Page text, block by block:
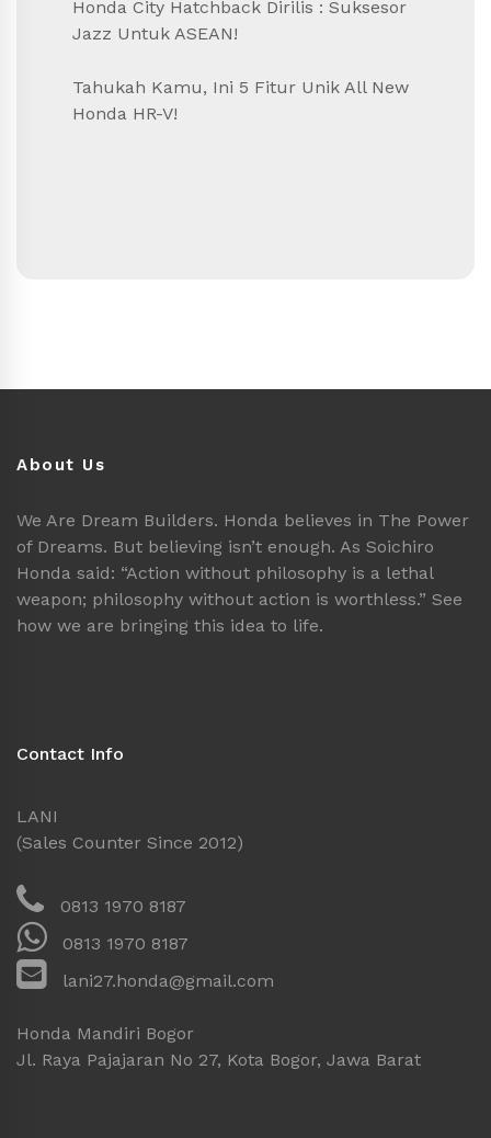
Honda City Hatchback Dirilis : Suksesor
Jazz Untuk ASEAN!
Tahukah Kamu, Ini 5 Fitur Unik All New
Honda HR-V!
About Us
We Are Dream Builders. Honda believes in The Power
of Dreams. But believing isn’t enough. As Soichiro
Honda said: “Action without philosophy is a lethal
weapon; philosophy without action is worthless.” See
how we are bringing this idea to life.
Contact Info
LANI
(Sales Counter Since 2012)
0813 1970 8187
0813 1970 8187
lani27.honda@gmail.com
Honda Mandiri Bogor
Jl. Raya Pajajaran No 27, Kota Bogor, Jawa Barat